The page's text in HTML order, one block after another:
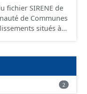
fichier SIRENE de
de Communes
CNIG Sites
référence aux
jour. Il est filtré au-
aux SCI.
2